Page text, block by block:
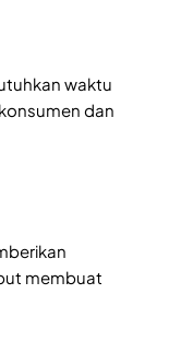
waktu
dan
membuat